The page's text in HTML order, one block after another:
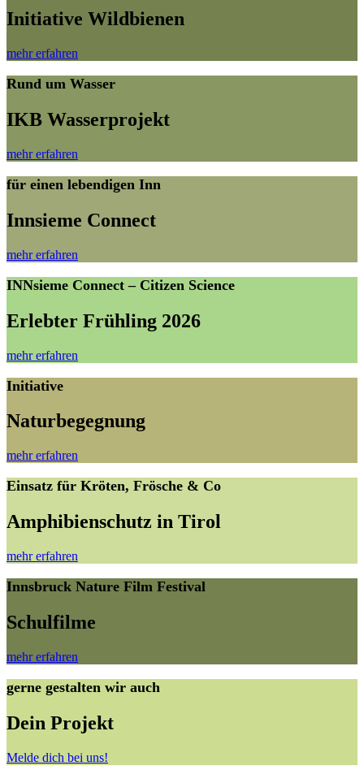
Initiative Wildbienen
mehr erfahren
Rund um Wasser
IKB Wasserprojekt
mehr erfahren
für einen lebendigen Inn
Innsieme Connect
mehr erfahren
INNsieme Connect – Citizen Science
Erlebter Frühling 2026
mehr erfahren
Initiative
Naturbegegnung
mehr erfahren
Einsatz für Kröten, Frösche & Co
Amphibienschutz in Tirol
mehr erfahren
Innsbruck Nature Film Festival
Schulfilme
mehr erfahren
gerne gestalten wir auch
Dein Projekt
Melde dich bei uns!